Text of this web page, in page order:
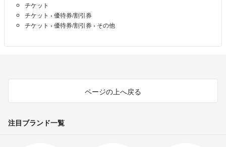
チケット
チケット › 優待券/割引券
チケット › 優待券/割引券 › その他
ページの上へ戻る
注目ブランド一覧